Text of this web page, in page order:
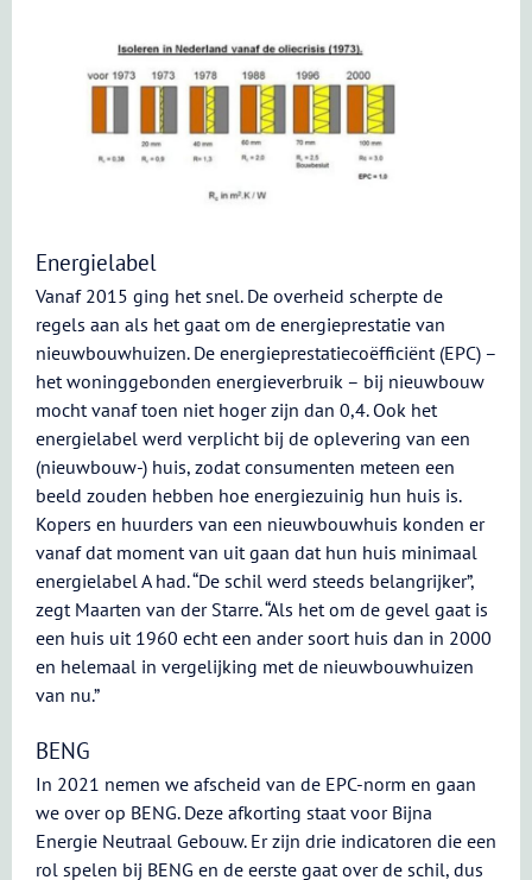
Energielabel
Vanaf 2015 ging het snel. De overheid scherpte de
regels aan als het gaat om de energieprestatie van
nieuwbouwhuizen. De energieprestatiecoëfficiënt (EPC) –
het woninggebonden energieverbruik – bij nieuwbouw
mocht vanaf toen niet hoger zijn dan 0,4. Ook het
energielabel werd verplicht bij de oplevering van een
(nieuwbouw-) huis, zodat consumenten meteen een
beeld zouden hebben hoe energiezuinig hun huis is.
Kopers en huurders van een nieuwbouwhuis konden er
vanaf dat moment van uit gaan dat hun huis minimaal
energielabel A had. “De schil werd steeds belangrijker”,
zegt Maarten van der Starre. “Als het om de gevel gaat is
een huis uit 1960 echt een ander soort huis dan in 2000
en helemaal in vergelijking met de nieuwbouwhuizen
van nu.”
BENG
In 2021 nemen we afscheid van de EPC-norm en gaan
we over op BENG. Deze afkorting staat voor Bijna
Energie Neutraal Gebouw. Er zijn drie indicatoren die een
rol spelen bij BENG en de eerste gaat over de schil, dus